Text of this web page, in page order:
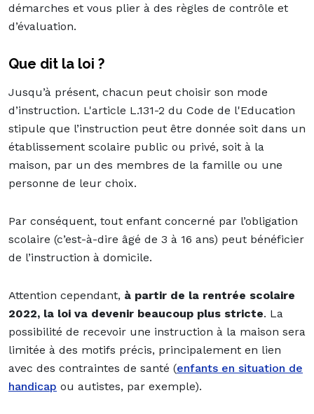
démarches et vous plier à des règles de contrôle et
d’évaluation.
Que dit la loi ?
Jusqu’à présent, chacun peut choisir son mode
d’instruction. L'article L.131-2 du Code de l'Education
stipule que l’instruction peut être donnée soit dans un
établissement scolaire public ou privé, soit à la
maison, par un des membres de la famille ou une
personne de leur choix.
Par conséquent, tout enfant concerné par l’obligation
scolaire (c’est-à-dire âgé de 3 à 16 ans) peut bénéficier
de l’instruction à domicile.
Attention cependant, à partir de la rentrée scolaire
2022, la loi va devenir beaucoup plus stricte. La
possibilité de recevoir une instruction à la maison sera
limitée à des motifs précis, principalement en lien
avec des contraintes de santé (enfants en situation de
handicap ou autistes, par exemple).